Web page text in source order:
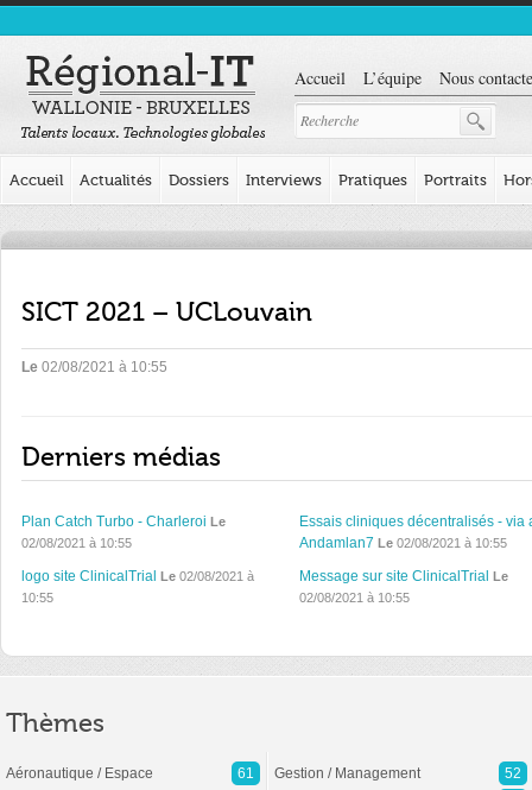
Accueil L’équipe Nous
Accueil Actualités Dossiers Interviews Pratiques Portraits
SICT 2021 – UCLouvain
Le 02/08/2021 à 10:55
Derniers médias
Plan Catch Turbo - Charleroi Le
02/08/2021 à 10:55
Essais cliniques décentralisés - via
Andamlan7 Le02/08/2021 à 10:55
logo site ClinicalTrial Le 02/08/2021 à
10:55
Message sur site ClinicalTrial Le
02/08/2021 à 10:55
Thèmes
Aéronautique / Espace
61
Gestion / Management
52